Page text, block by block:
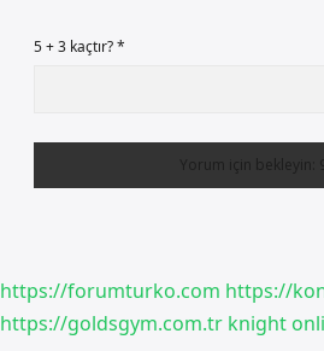
5 + 3 kaçtır?*
https://forumturko.com https://
https://goldsgym.com.tr knight